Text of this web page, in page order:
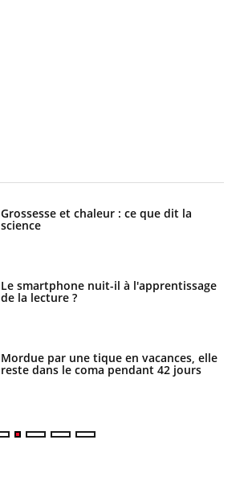
Grossesse et chaleur : ce que dit la
science
Le smartphone nuit-il à l'apprentissage
de la lecture ?
Mordue par une tique en vacances, elle
reste dans le coma pendant 42 jours
Mordue par un barracuda, une petite
fille secourue grâce à un réflexe
Légionellose en Suisse : quelle est
l’origine de la contamination ?
Allergies alimentaires : une nouvelle
arme contre les réactions sévères